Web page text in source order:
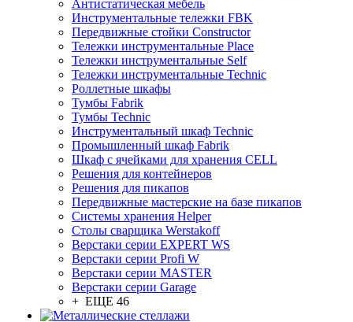
Антистатическая мебель
Инструментальные тележки FBK
Передвижные стойки Constructor
Тележки инструментальные Place
Тележки инструментальные Self
Тележки инструментальные Technic
Роллетные шкафы
Тумбы Fabrik
Тумбы Technic
Инструментальный шкаф Technic
Промышленный шкаф Fabrik
Шкаф с ячейками для хранения CELL
Решения для контейнеров
Решения для пикапов
Передвижные мастерские на базе пикапов
Системы хранения Helper
Столы сварщика Werstakoff
Верстаки серии EXPERT WS
Верстаки серии Profi W
Верстаки серии MASTER
Верстаки серии Garage
+ ЕЩЕ 46